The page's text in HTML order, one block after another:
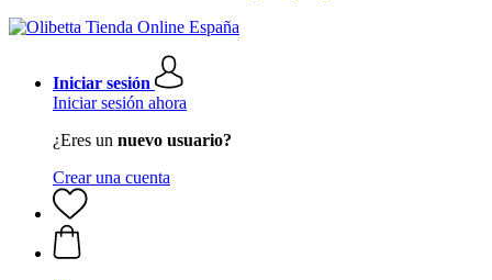
Iniciar sesión
Iniciar sesión ahora
¿Eres un nuevo usuario?
Crear una cuenta